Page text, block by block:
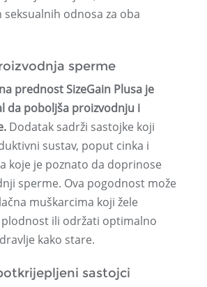
odnosa za oba
sperme
prednost SizeGain Plusa je
da poboljša proizvodnju i
Dodatak sadrži sastojke koji
sustav, poput cinka i
koje je poznato da doprinose
sperme. Ova pogodnost može
muškarcima koji žele
ili održati optimalno
kako stare.
sastojci